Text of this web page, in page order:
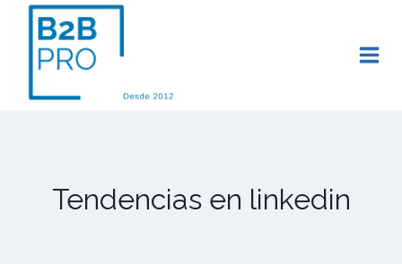
Saltar
contenido
Tendencias en linkedin